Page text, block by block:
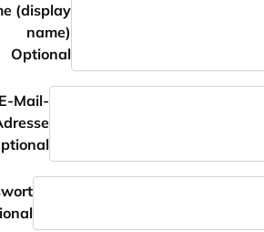
(display
name)
Optional
E-Mail-